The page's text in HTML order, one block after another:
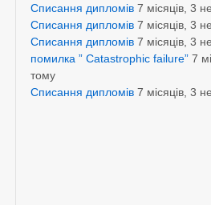
Списання дипломів 7 місяців, 3
Списання дипломів 7 місяців, 3
Списання дипломів 7 місяців, 3
помилка ” Catastrophic failure” 7
тому
Списання дипломів 7 місяців, 3